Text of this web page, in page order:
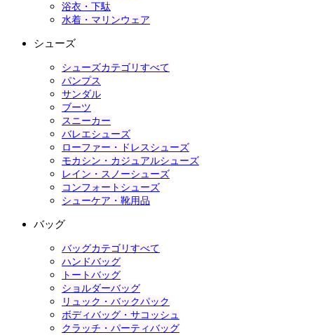
浴衣・下駄
水着・マリンウェア
シューズ
シューズカテゴリすべて
パンプス
サンダル
ブーツ
スニーカー
バレエシューズ
ローファー・ドレスシューズ
モカシン・カジュアルシューズ
レイン・スノーシューズ
コンフォートシューズ
シューケア・靴用品
バッグ
バッグカテゴリすべて
ハンドバッグ
トートバッグ
ショルダーバッグ
リュック・バックパック
ボディバッグ・サコッシュ
クラッチ・パーティバッグ